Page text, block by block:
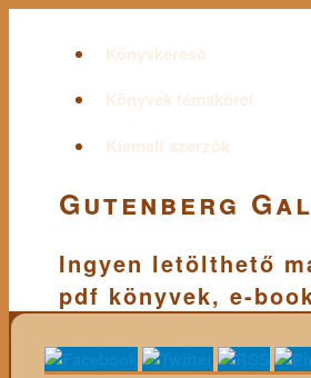
Könyvkereső
Könyvek témakörei
Kiemelt szerzők
Gutenberg
Ingyen letölthető
pdf könyvek, e-